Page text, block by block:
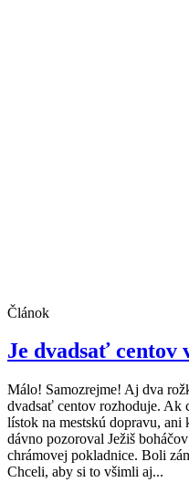
Článok
Je dvadsať centov
Málo! Samozrejme! Aj dva
dvadsať centov rozhoduje. Ak
lístok na mestskú dopravu,
dávno pozoroval Ježiš
chrámovej pokladnice. Boli
Chceli, aby si to všimli aj...